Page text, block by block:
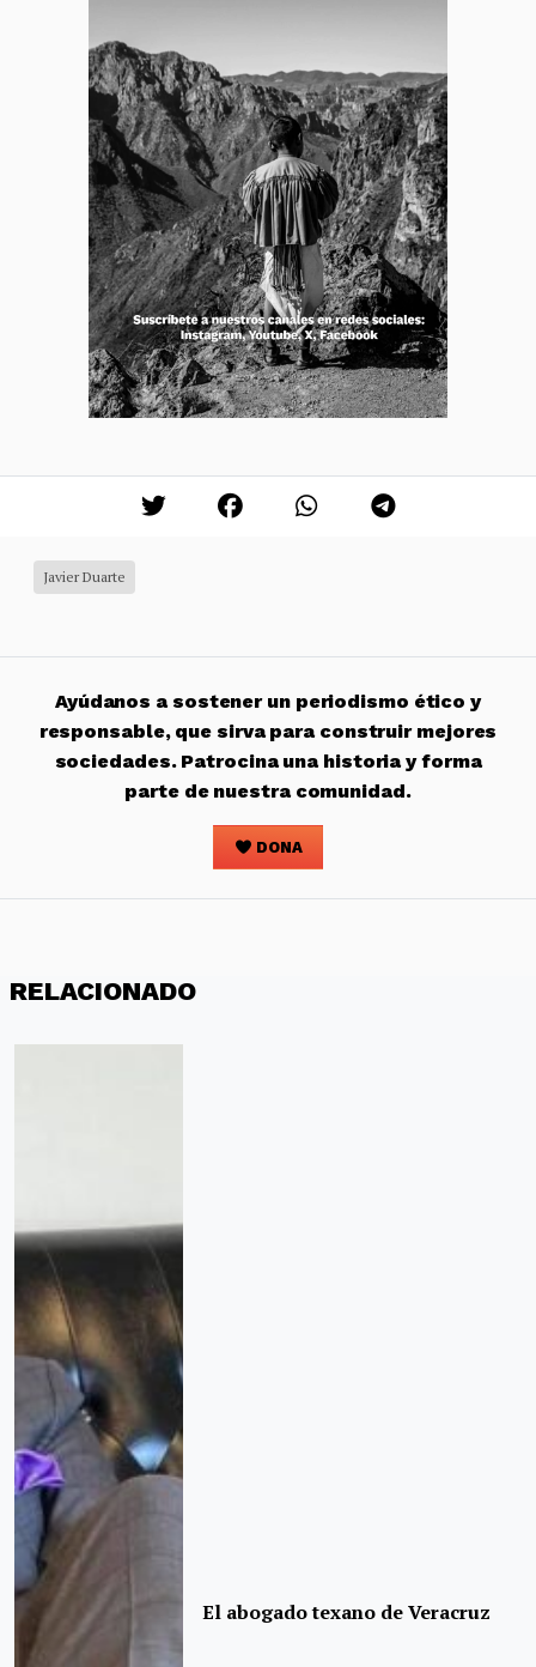
Javier Duarte
Ayúdanos a sostener un periodismo ético y
responsable, que sirva para construir mejores
sociedades. Patrocina una historia y forma
parte de nuestra comunidad.
DONA
RELACIONADO
El abogado texano de Veracruz